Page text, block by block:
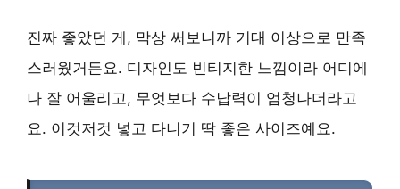
진짜 좋았던 게, 막상 써보니까 기대 이상으로 만족
스러웠거든요. 디자인도 빈티지한 느낌이라 어디에
나 잘 어울리고, 무엇보다 수납력이 엄청나더라고
요. 이것저것 넣고 다니기 딱 좋은 사이즈예요.